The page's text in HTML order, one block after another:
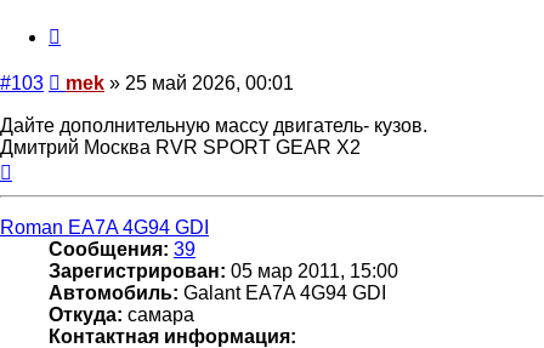
#103 Сообщение
mek » 25 май 2026, 00:01
Дайте дополнительную массу двигатель- кузов.
Дмитрий Москва RVR SPORT GEAR X2
Roman EA7A 4G94 GDI
Сообщения: 39
Зарегистрирован: 05 мар 2011, 15:00
Автомобиль: Galant EA7A 4G94 GDI
Откуда: самара
Контактная информация: